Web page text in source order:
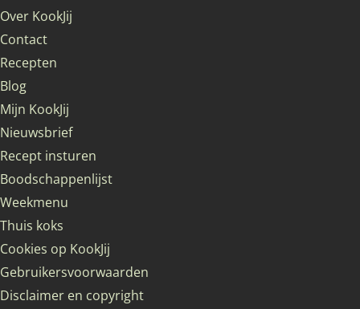
Over KookJij
Contact
Recepten
Blog
Mijn KookJij
Nieuwsbrief
Recept insturen
Boodschappenlijst
Weekmenu
Thuis koks
Cookies op KookJij
Gebruikersvoorwaarden
Disclaimer en copyright